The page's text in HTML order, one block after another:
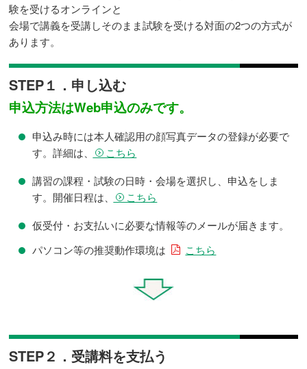
験を受けるオンラインと
会場で講義を受講しそのまま試験を受ける対面の2つの方式が
あります。
STEP１．申し込む
申込方法はWeb申込のみです。
申込み時には本人確認用の顔写真データの登録が必要で
す。詳細は、 こちら
講習の課程・試験の日時・会場を選択し、申込をしま
す。開催日程は、 こちら
仮受付・お支払いに必要な情報等のメールが届きます。
パソコン等の推奨動作環境は
こちら
STEP２．受講料を支払う